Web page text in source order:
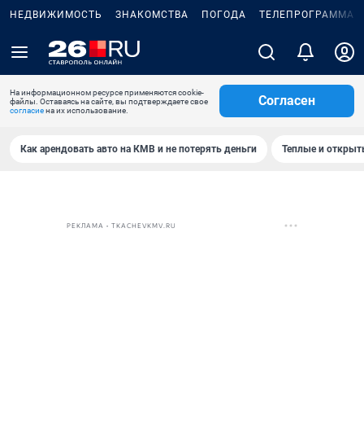
НЕДВИЖИМОСТЬ ЗНАКОМСТВА ПОГОДА ТЕЛЕПРОГРАММА
На информационном ресурсе применяются cookie-
файлы. Оставаясь на сайте, вы подтверждаете свое
согласиена их использование.
Согласен
Как арендовать авто на КМВ и не потерять деньги Теплые и
РЕКЛАМА • TKACHEVKMV.RU